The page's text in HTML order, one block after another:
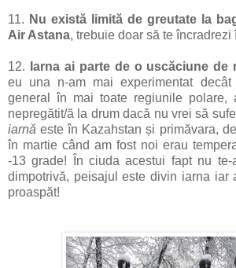
11. Nu există limită de greutate la
Air Astana, trebuie doar să te încradrezi
12. Iarna ai parte de o uscăciune de
eu una n-am mai experimentat
general în mai toate regiunile polare,
nepregătit/ă la drum dacă nu vrei să
iarnăeste în Kazahstan și primăvara,
în martie când am fost noi erau
-13 grade! În ciuda acestui fapt nu
dimpotrivă, peisajul este divin iarna iar
proaspăt!